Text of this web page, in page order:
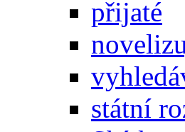
přijaté
státní